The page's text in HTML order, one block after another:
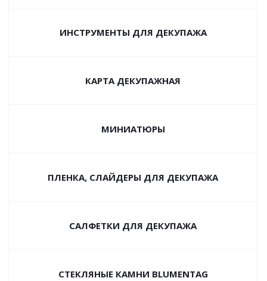
ИНСТРУМЕНТЫ ДЛЯ ДЕКУПАЖА
КАРТА ДЕКУПАЖНАЯ
МИНИАТЮРЫ
ПЛЕНКА, СЛАЙДЕРЫ ДЛЯ ДЕКУПАЖА
САЛФЕТКИ ДЛЯ ДЕКУПАЖА
СТЕКЛЯНЫЕ КАМНИ BLUMENTAG